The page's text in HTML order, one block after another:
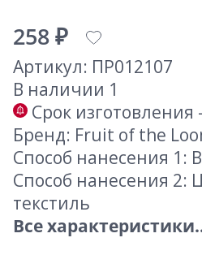
258 ₽
Артикул: ПР012107
В наличии 1
Срок
Бренд: Fruit of the
Способ нанесения 1:
Способ нанесения 2:
текстиль
Все